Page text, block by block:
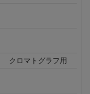
クロマトグラフ用